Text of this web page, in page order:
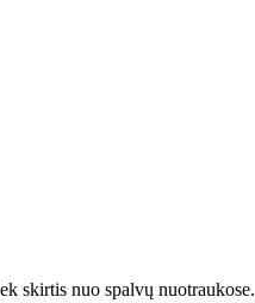
skirtis nuo spalvų nuotraukose.